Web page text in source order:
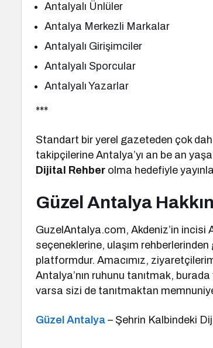
Antalyalı Ünlüler
Antalya Merkezli Markalar
Antalyalı Girişimciler
Antalyalı Sporcular
Antalyalı Yazarlar
***
Standart bir yerel gazeteden çok
takipçilerine Antalya’yı an be an
Dijital Rehber olma hedefiyle
Güzel Antalya
GuzelAntalya.com, Akdeniz’in incisi
seçeneklerine, ulaşım
platformdur. Amacımız,
Antalya’nın ruhunu tanıtmak,
varsa sizi de tanıtmaktan
Güzel Antalya – Şehrin Kalbindeki